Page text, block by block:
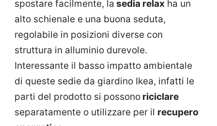
spostare facilmente, la sedia relax ha un
alto schienale e una buona seduta,
regolabile in posizioni diverse con
struttura in alluminio durevole.
Interessante il basso impatto ambientale
di queste sedie da giardino Ikea, infatti le
parti del prodotto si possono riciclare
separatamente o utilizzare per il recupero